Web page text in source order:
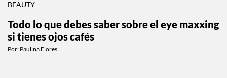
BEAUTY
Todo lo que debes saber sobre el eye maxxing
si tienes ojos cafés
Por: Paulina Flores